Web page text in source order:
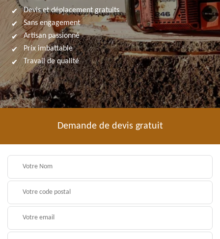
Devis et déplacement gratuits
Sans engagement
Artisan passionné
Prix imbattable
Travail de qualité
Demande de devis gratuit